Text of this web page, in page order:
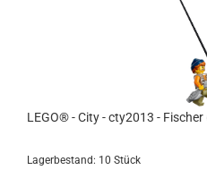
LEGO® - City - cty2013 -
Lagerbestand: 10 Stück